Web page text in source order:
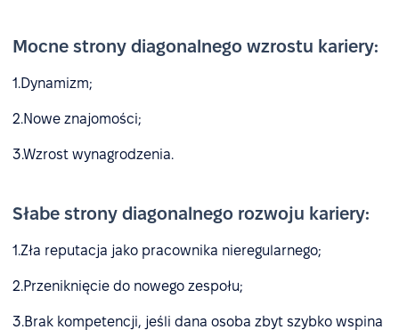
Mocne strony diagonalnego wzrostu kariery:
1.Dynamizm;
2.Nowe znajomości;
3.Wzrost wynagrodzenia.
Słabe strony diagonalnego rozwoju kariery:
1.Zła reputacja jako pracownika nieregularnego;
2.Przeniknięcie do nowego zespołu;
3.Brak kompetencji, jeśli dana osoba zbyt szybko wspina